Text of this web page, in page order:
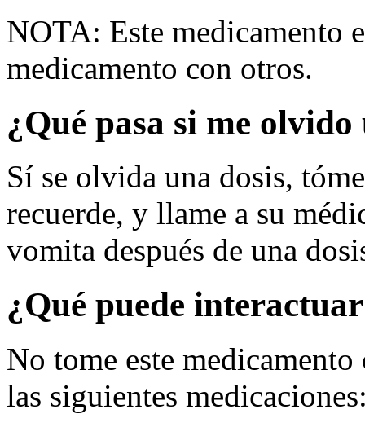
NOTA: Este medicamento
medicamento con otros.
¿Qué pasa si me olvido
Sí se olvida una dosis,
recuerde, y llame a su
vomita después de una
¿Qué puede
No tome este
las siguientes